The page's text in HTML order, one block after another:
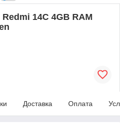
14C 4GB RAM
Доставка Оплата